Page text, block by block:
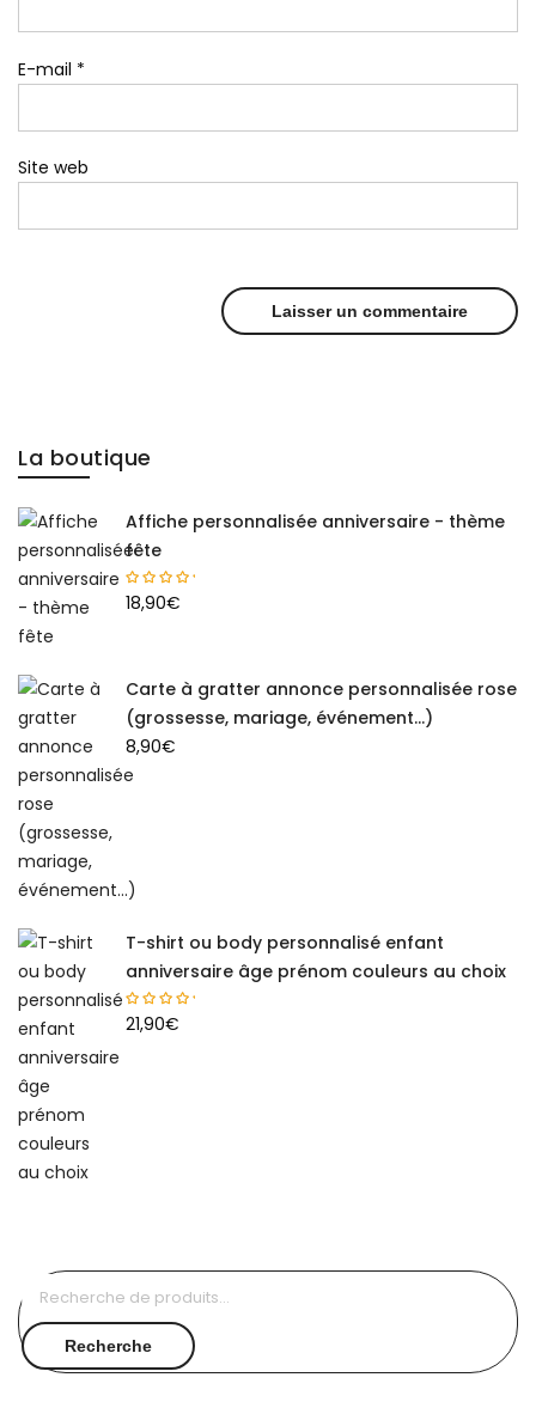
E-mail *
Site web
La boutique
Affiche personnalisée anniversaire - thème
fête
18,90€
Carte à gratter annonce personnalisée rose
(grossesse, mariage, événement...)
8,90€
T-shirt ou body personnalisé enfant
anniversaire âge prénom couleurs au choix
21,90€
Recherche